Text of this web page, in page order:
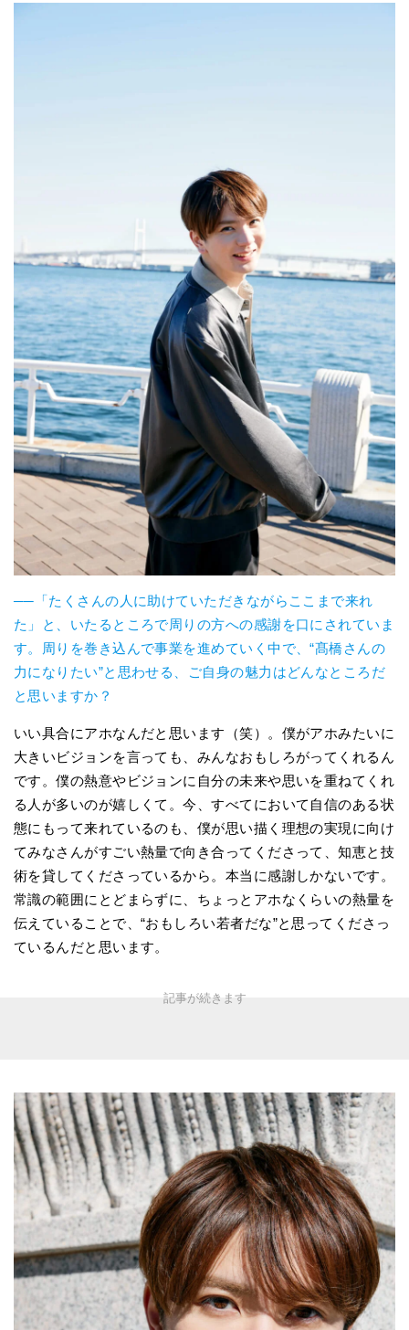
──「たくさんの人に助けていただきながらここまで来れ
た」と、いたるところで周りの方への感謝を口にされていま
す。周りを巻き込んで事業を進めていく中で、“髙橋さんの
力になりたい”と思わせる、ご自身の魅力はどんなところだ
と思いますか？
いい具合にアホなんだと思います（笑）。僕がアホみたいに
大きいビジョンを言っても、みんなおもしろがってくれるん
です。僕の熱意やビジョンに自分の未来や思いを重ねてくれ
る人が多いのが嬉しくて。今、すべてにおいて自信のある状
態にもって来れているのも、僕が思い描く理想の実現に向け
てみなさんがすごい熱量で向き合ってくださって、知恵と技
術を貸してくださっているから。本当に感謝しかないです。
常識の範囲にとどまらずに、ちょっとアホなくらいの熱量を
伝えていることで、“おもしろい若者だな”と思ってくださっ
ているんだと思います。